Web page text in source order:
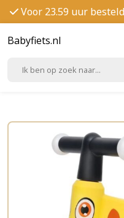
Voor 23.59 uur
Babyfiets.nl